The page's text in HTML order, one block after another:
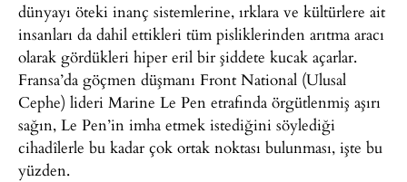
dünyayı öteki inanç sistemlerine, ırklara ve kültürlere ait
insanları da dahil ettikleri tüm pisliklerinden arıtma aracı
olarak gördükleri hiper eril bir şiddete kucak açarlar.
Fransa’da göçmen düşmanı Front National (Ulusal
Cephe) lideri Marine Le Pen etrafında örgütlenmiş aşırı
sağın, Le Pen’in imha etmek istediğini söylediği
cihadîlerle bu kadar çok ortak noktası bulunması, işte bu
yüzden.